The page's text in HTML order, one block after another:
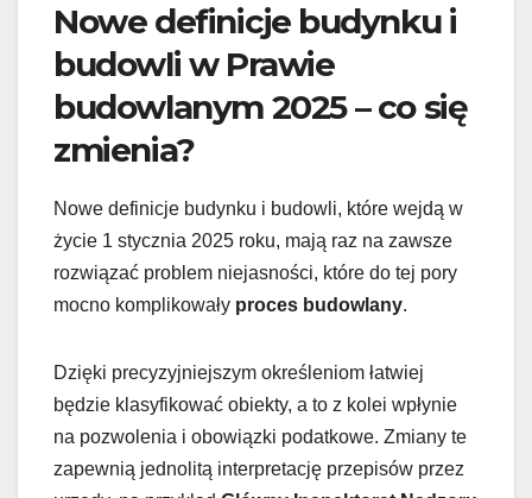
Nowe definicje budynku i
budowli w Prawie
budowlanym 2025 – co się
zmienia?
Nowe definicje budynku i budowli, które wejdą w
życie 1 stycznia 2025 roku, mają raz na zawsze
rozwiązać problem niejasności, które do tej pory
mocno komplikowały proces budowlany.
Dzięki precyzyjniejszym określeniom łatwiej
będzie klasyfikować obiekty, a to z kolei wpłynie
na pozwolenia i obowiązki podatkowe. Zmiany te
zapewnią jednolitą interpretację przepisów przez